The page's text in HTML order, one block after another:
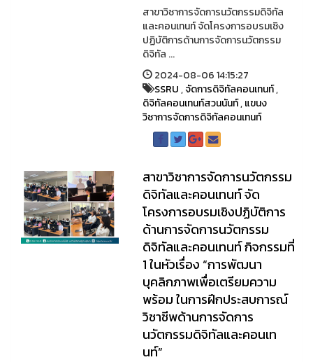
สาขาวิชาการจัดการนวัตกรรมดิจิทัล
และคอนเทนท์ จัดโครงการอบรมเชิง
ปฏิบัติการด้านการจัดการนวัตกรรม
ดิจิทัล ...
2024-08-06 14:15:27
SSRU,จัดการดิจิทัลคอนเทนท์,
ดิจิทัลคอนเทนท์สวนนันท์,แขนง
วิชาการจัดการดิจิทัลคอนเทนท์
สาขาวิชาการจัดการนวัตกรรม
ดิจิทัลและคอนเทนท์ จัด
โครงการอบรมเชิงปฏิบัติการ
ด้านการจัดการนวัตกรรม
ดิจิทัลและคอนเทนท์ กิจกรรมที่
1 ในหัวเรื่อง “การพัฒนา
บุคลิกภาพเพื่อเตรียมความ
พร้อม ในการฝึกประสบการณ์
วิชาชีพด้านการจัดการ
นวัตกรรมดิจิทัลและคอนเท
นท์”